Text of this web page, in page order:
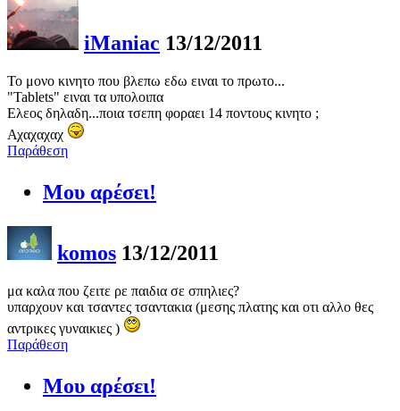
iManiac 13/12/2011
Το μονο κινητο που βλεπω εδω ειναι το πρωτο...
"Tablets" ειναι τα υπολοιπα
Ελεος δηλαδη...ποια τσεπη φοραει 14 ποντους κινητο ;
Αχαχαχαχ
Παράθεση
Μου αρέσει!
komos 13/12/2011
μα καλα που ζειτε ρε παιδια σε σπηλιες?
υπαρχουν και τσαντες τσαντακια (μεσης πλατης και οτι αλλο θες
αντρικες γυναικιες )
Παράθεση
Μου αρέσει!